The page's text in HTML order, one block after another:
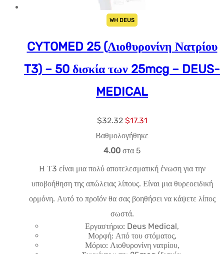
WH DEUS
CYTOMED 25 (Λιοθυρονίνη Νατρίου
T3) – 50 δισκία των 25mcg – DEUS-
MEDICAL
$32.32 Αρχική
τιμή:
$32.32.
$17.31Η
τρέχουσα
είναι:
$17.31.
Βαθμολογήθηκε
4.00στα 5
Η Τ3 είναι μια πολύ αποτελεσματική ένωση για την
υποβοήθηση της απώλειας λίπους. Είναι μια θυρεοειδική
ορμόνη. Αυτό το προϊόν θα σας βοηθήσει να κάψετε λίπος
σωστά.
Εργαστήριο: Deus Medical,
Μορφή: Από του στόματος,
Μόριο: Λιοθυρονίνη νατρίου,